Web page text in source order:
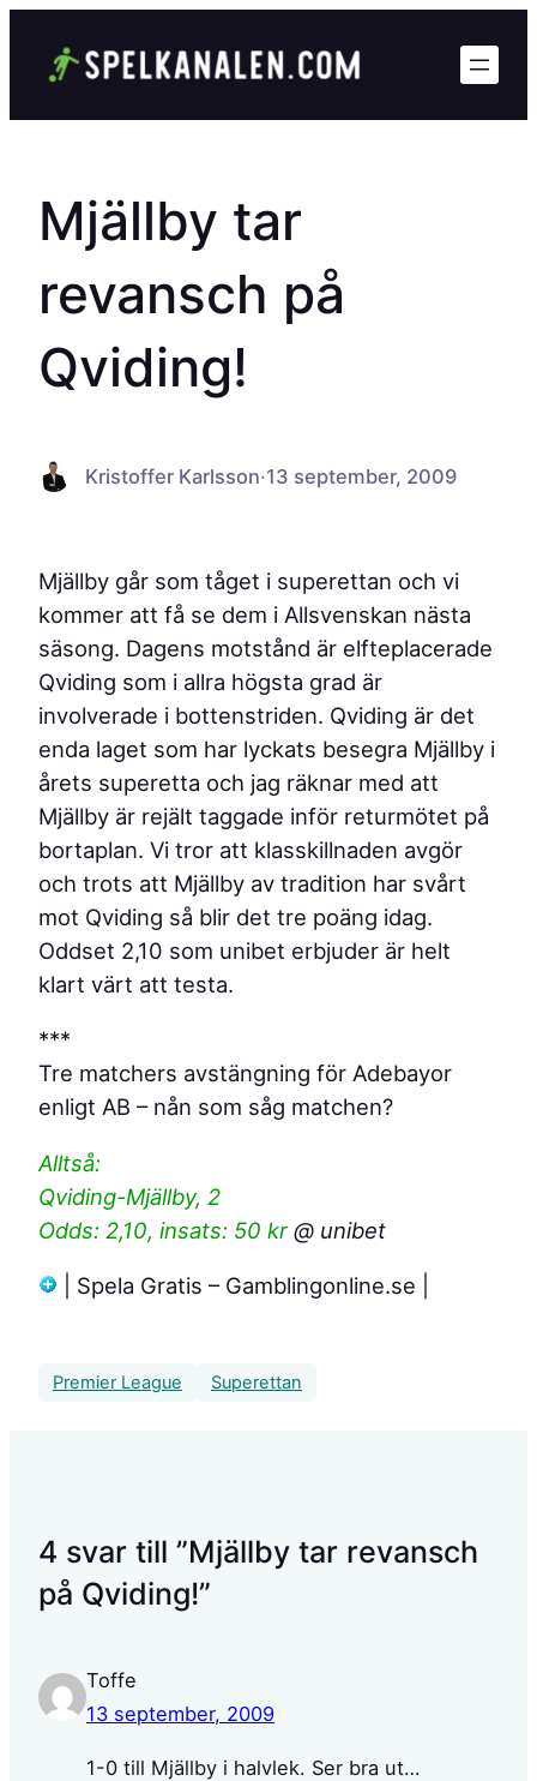
Mjällby tar
revansch på
Qviding!
Kristoffer Karlsson·13 september, 2009
Mjällby går som tåget i superettan och vi
kommer att få se dem i Allsvenskan nästa
säsong. Dagens motstånd är elfteplacerade
Qviding som i allra högsta grad är
involverade i bottenstriden. Qviding är det
enda laget som har lyckats besegra Mjällby i
årets superetta och jag räknar med att
Mjällby är rejält taggade inför returmötet på
bortaplan. Vi tror att klasskillnaden avgör
och trots att Mjällby av tradition har svårt
mot Qviding så blir det tre poäng idag.
Oddset 2,10 som unibet erbjuder är helt
klart värt att testa.
***
Tre matchers avstängning för Adebayor
enligt AB – nån som såg matchen?
Alltså:
Qviding-Mjällby, 2
Odds: 2,10, insats: 50 kr@ unibet
| Spela Gratis – Gamblingonline.se |
Premier League Superettan
4 svar till ”Mjällby tar revansch
på Qviding!”
Toffe
13 september, 2009
1-0 till Mjällby i halvlek. Ser bra ut…